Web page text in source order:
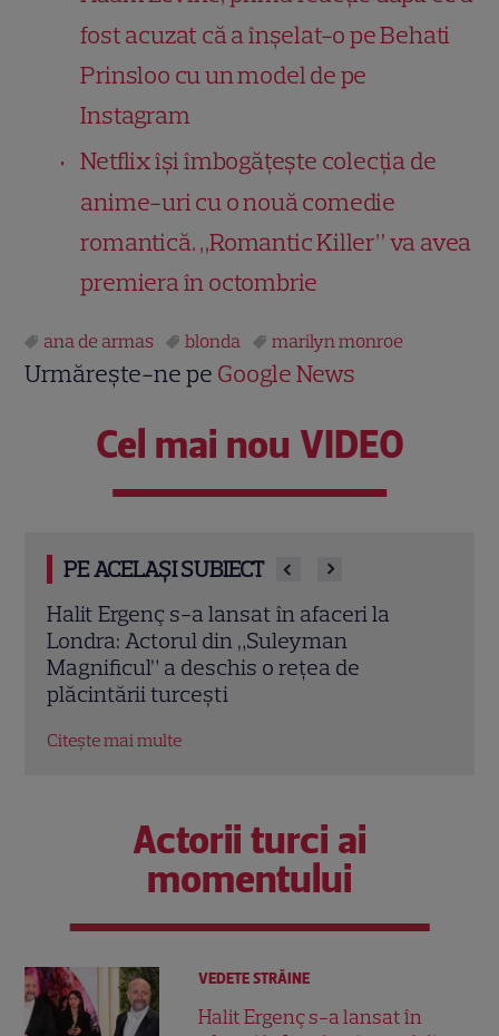
fost acuzat că a înșelat-o pe Behati
Prinsloo cu un model de pe
Instagram
Netflix își îmbogățește colecția de
anime-uri cu o nouă comedie
romantică. „Romantic Killer” va avea
premiera în octombrie
ana de armas blonda marilyn monroe
Urmărește-ne pe Google News
Cel mai nou VIDEO
PE ACELAȘI SUBIECT
O mai ții minte pe mama lui Stifler din
„American Pie”? Jennifer Coolidge, la 64
de ani, dezvăluie greșeala pe care o
regretă și astăzi
Citește mai multe
Actorii turci ai
momentului
VEDETE STRĂINE
Halit Ergenç s-a lansat în